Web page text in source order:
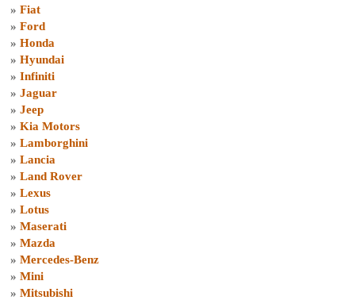
» Fiat
» Ford
» Honda
» Hyundai
» Infiniti
» Jaguar
» Jeep
» Kia Motors
» Lamborghini
» Lancia
» Land Rover
» Lexus
» Lotus
» Maserati
» Mazda
» Mercedes-Benz
» Mini
» Mitsubishi